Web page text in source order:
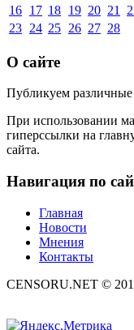
16 17 18 19 20 21
23 24 25 26 27 28
О сайте
Публикуем
При использовании
гиперссылки на
сайта.
Навигация по
Главная
Новости
Мнения
Контакты
CENSORU.NET ©